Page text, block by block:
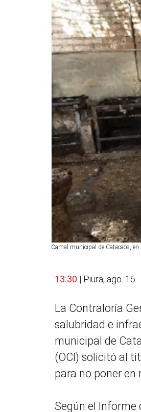
Camal municipal de Catacaos,
13:30 | Piura, ago. 16.
La Contraloría
salubridad e
municipal de
(OCI) solicitó al
para no poner en
Según el Informe